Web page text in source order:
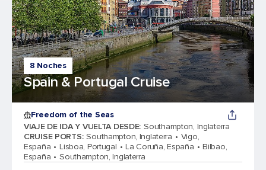
8 Noches
Spain & Portugal Cruise
Freedom of the Seas
VIAJE DE IDA Y VUELTA DESDE: Southampton, Inglaterra
CRUISE PORTS: Southampton, Inglaterra
Vigo,
España
Lisboa, Portugal La Coruña, España
Bilbao,
España
Southampton, Inglaterra